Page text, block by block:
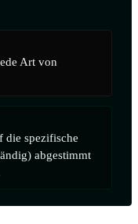
Art von
die spezifische
abgestimmt